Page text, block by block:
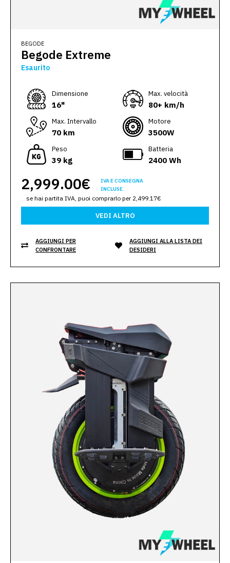
BEGODE
Begode Extreme
Esaurito
Dimensione
16"
Max. velocità
80+ km/h
Max. Intervallo
70 km
Motore
3500W
Peso
39 kg
Batteria
2400 Wh
2,999.00€
IVA E CONSEGNA
INCLUSE.
se hai partita IVA, puoi comprarlo per 2,499.17€
VEDI ALTRO
AGGIUNGI PER
CONFRONTARE
AGGIUNGI ALLA LISTA DEI
DESIDERI